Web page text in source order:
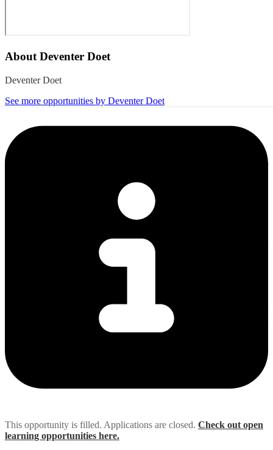
About Deventer Doet
Deventer Doet
See more opportunities by Deventer Doet
This opportunity is filled. Applications are closed. Check out open
learning opportunities here.